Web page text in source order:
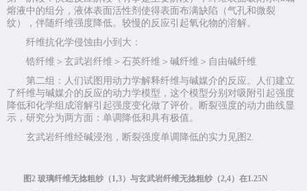
熔液中的组分，液体表面活性剂使得表面布满缺陷（气孔和微裂
纹），伴随纤维强度降低。较慢的反应引起氧化物的溶解。
纤维抗化学侵蚀由小到大：
锆纤维＞玄武岩纤维＞石英纤维＞碱纤维＞自由碱纤维
第二组：人们试图用动力学解释纤维与碱媒介的反应。人们建立
了纤维与碱媒介的反应的动力学模型，这个模型分别对吸附引起强度
降低和化学组成溶解引起强度变化做了评价。断裂强度的动力曲线显
示，研究分为两方面：单调降低和具有极值。
玄武岩纤维经碱浸泡，断裂强度单调降低的实力见图 2.
图2 玻璃纤维无捻粗纱（1,3）与玄武岩纤维无捻粗纱（2,4）在1.25N